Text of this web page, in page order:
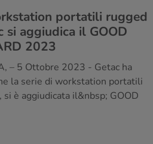
portatili rugged
si aggiudica il GOOD
2023
– 5 Ottobre 2023 - Getac ha
la serie di workstation portatili
è aggiudicata il&nbsp; GOOD